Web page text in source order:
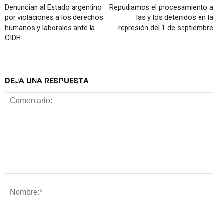
Denuncian al Estado argentino
por violaciones a los derechos
humanos y laborales ante la
CIDH
Repudiamos el procesamiento a
las y los detenidos en la
represión del 1 de septiembre
DEJA UNA RESPUESTA